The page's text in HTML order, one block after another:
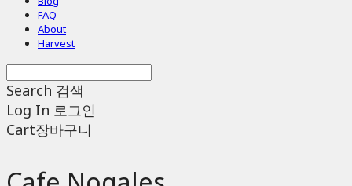
FAQ
About
Harvest
Search 검색
Log In 로그인
Cart장바구니